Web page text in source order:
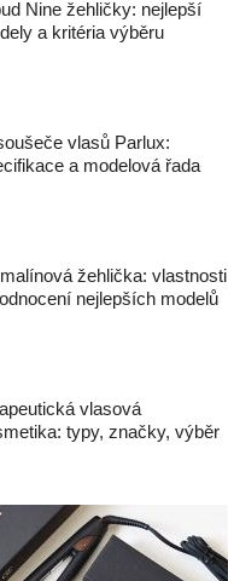
Nine žehličky: nejlepší
a kritéria výběru
vlasů Parlux:
a modelová řada
žehlička: vlastnosti
nejlepších modelů
vlasová
typy, značky, výběr